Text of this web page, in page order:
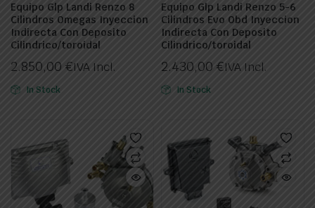
Equipo Glp Landi Renzo 8
Cilindros Omegas Inyeccion
Indirecta Con Deposito
Cilindrico/toroidal
2.850,00 €IVA Incl.
In Stock
Equipo Glp Landi Renzo 5-6
Cilindros Evo Obd Inyeccion
Indirecta Con Deposito
Cilindrico/toroidal
2.430,00 €IVA Incl.
In Stock